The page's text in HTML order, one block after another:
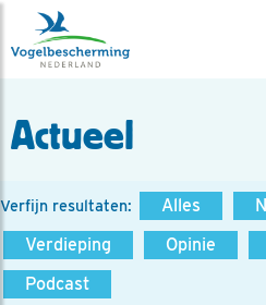
Actueel
Verfijn resultaten: Alles
Verdieping
Opinie
Podcast